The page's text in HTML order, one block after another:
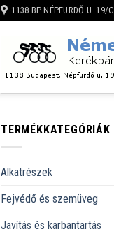
1138 BP NÉPFÜRDŐ U. 19/C
TERMÉKKATEGÓRIÁK
Alkatrészek
Fejvédő és szemüveg
Javítás és karbantartás